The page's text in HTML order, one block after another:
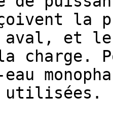
la
aval, et
charge.
utilisées.